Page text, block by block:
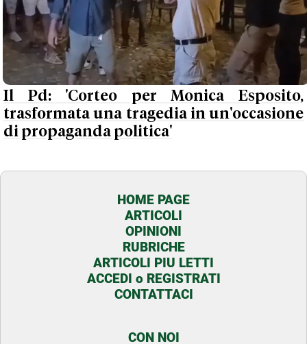
Il Pd: 'Corteo per Monica Esposito,
trasformata una tragedia in un'occasione
di propaganda politica'
HOME PAGE
ARTICOLI
OPINIONI
RUBRICHE
ARTICOLI PIU LETTI
ACCEDI o REGISTRATI
CONTATTACI
CON NOI